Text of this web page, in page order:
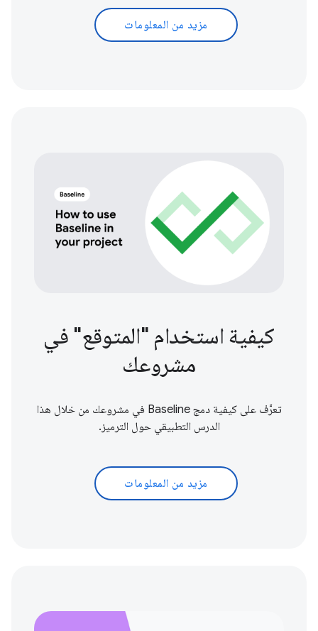
مزيد من المعلومات
كيفية استخدام "المتوقع" في
مشروعك
تعرَّف على كيفية دمج Baseline في مشروعك من خلال هذا
الدرس التطبيقي حول الترميز.
مزيد من المعلومات